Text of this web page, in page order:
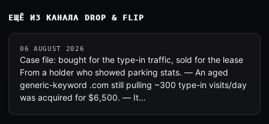
ЕЩЁ ИЗ КАНАЛА DROP & FLIP
06 AUGUST 2026
Case file: bought for the type-in traffic, sold for the lease
From a holder who showed parking stats. — An aged
generic-keyword .com still pulling ~300 type-in visits/day
was acquired for $6,500. — It…